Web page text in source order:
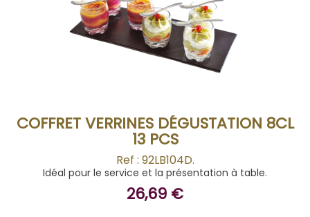
ACHETER
COFFRET VERRINES DÉGUSTATION 8CL
13 PCS
Ref : 92LB104D.
Idéal pour le service et la présentation à table.
26,69 €